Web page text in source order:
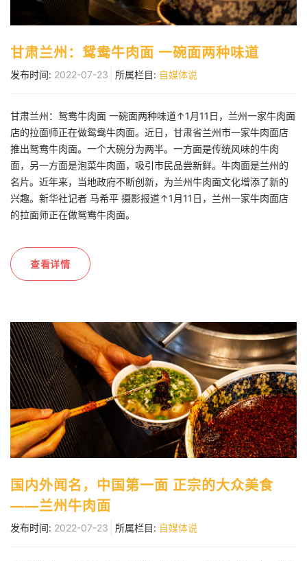
甘肃兰州：鸳鸯牛肉面 一碗面两种味道
发布时间: 2022-07-23 所属栏目: 自媒体说
甘肃兰州：鸳鸯牛肉面 一碗面两种味道↑1月11日，兰州一家牛肉面
店的拉面师正在做鸳鸯牛肉面。近日，甘肃省兰州市一家牛肉面店
推出鸳鸯牛肉面。一个大碗分为两半。一方面是传统风味的牛肉
面，另一方面是泡菜牛肉面，吸引市民品尝新鲜。牛肉面是兰州的
名片。近年来，当地政府不断创新，为兰州牛肉面文化增添了新的
兴趣。新华社记者 马希平 摄影报道↑1月11日，兰州一家牛肉面店
的拉面师正在做鸳鸯牛肉面。
查看详情
国内外闻名，中国第一面 正宗的大众美食
——兰州牛肉面
发布时间: 2022-07-23 所属栏目: 自媒体说